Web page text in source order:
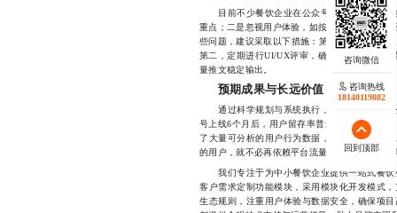
目前不少餐饮企业在公众号开发中存在几个
重点；二是忽视用户体验，如按钮太小、跳转路
些问题，建议采取以下措施：第一，坚持“少即
第二，定期进行UI/UX评审，确保操作路径简
量推文稳定输出。
预期成果与长远价值
通过科学规划与系统执行，一个成熟的餐饮
号上线6个月后，用户留存率普遍提升30%以上
了大量可分析的用户行为数据，为后续产品优
的用户，就不必再依赖平台流量，实现从“被动获
我们专注于为中小餐饮企业提供一站式餐饮
客户需求定制功能模块，采用模块化开发模式
生态规则，注重用户体验与数据安全，确保项
咨询热线
18140119082
回到顶部